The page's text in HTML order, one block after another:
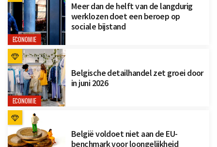
ECONOMIE
Meer dan de helft van de langdurig
werklozen doet een beroep op
sociale bijstand
ECONOMIE
Belgische detailhandel zet groei door
in juni 2026
België voldoet niet aan de EU-
benchmark voor loongelijkheid